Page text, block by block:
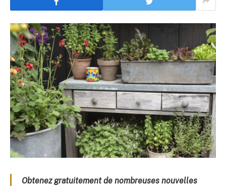
Obtenez gratuitement de nombreuses nouvelles